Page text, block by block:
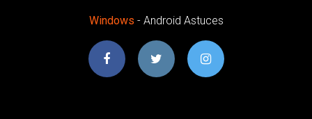
Windows - Android Astuces